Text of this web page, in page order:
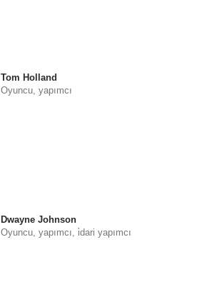
Tom Holland
Oyuncu, yapımcı
Dwayne Johnson
Oyuncu, yapımcı, i̇dari yapımcı